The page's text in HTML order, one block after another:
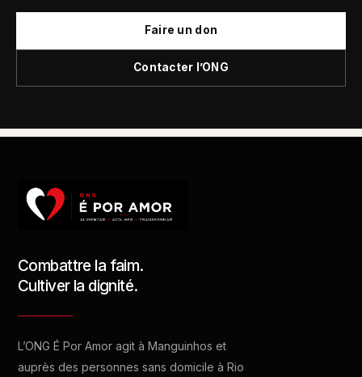
Faire un don
Contacter l’ONG
Combattre la faim.
Cultiver la dignité.
L’ONG É Por Amor agit à Manguinhos et
auprès des personnes sans domicile à Rio